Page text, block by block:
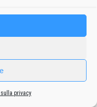
sulla privacy
aeroplano,
conto, e per di più abbinare
da parte di una
ed eventuali futuri